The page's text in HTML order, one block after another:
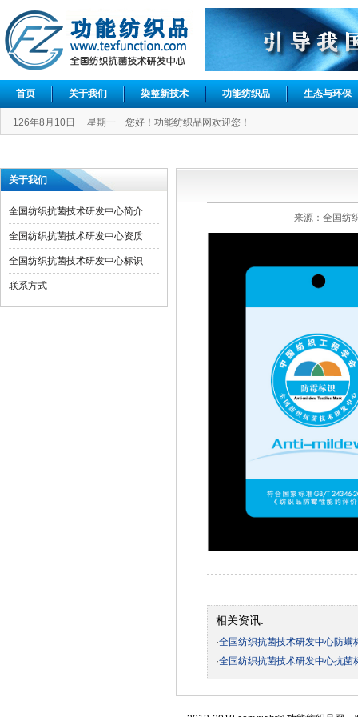
首页 关于我们 染整新技术 功能纺织品 生态与环保
126年8月10日 星期一 您好！功能纺织品网欢迎您！
关于我们
全国纺织抗菌技术研发中心简介
全国纺织抗菌技术研发中心资质
全国纺织抗菌技术研发中心标识
联系方式
来源：全国
相关资讯:
·全国纺织抗菌技术研发中心防螨
·全国纺织抗菌技术研发中心抗菌